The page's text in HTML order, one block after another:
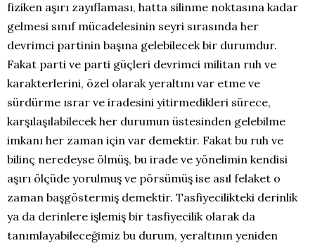
fiziken aşırı zayıflaması, hatta silinme noktasına kadar
gelmesi sınıf mücadelesinin seyri sırasında her
devrimci partinin başına gelebilecek bir durumdur.
Fakat parti ve parti güçleri devrimci militan ruh ve
karakterlerini, özel olarak yeraltını var etme ve
sürdürme ısrar ve iradesini yitirmedikleri sürece,
karşılaşılabilecek her durumun üstesinden gelebilme
imkanı her zaman için var demektir. Fakat bu ruh ve
bilinç neredeyse ölmüş, bu irade ve yönelimin kendisi
aşırı ölçüde yorulmuş ve pörsümüş ise asıl felaket o
zaman başgöstermiş demektir. Tasfiyecilikteki derinlik
ya da derinlere işlemiş bir tasfiyecilik olarak da
tanımlayabileceğimiz bu durum, yeraltının yeniden